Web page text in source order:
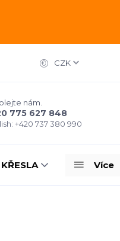
CZK
nám.
775 627 848
+420 737 380 990
Více